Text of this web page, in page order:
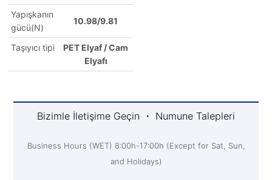
Yapışkanın
gücü(N)
10.98/9.81
Taşıyıcı tipi
PET Elyaf / Cam
Elyafı
Bizimle İletişime Geçin ・ Numune Talepleri
Business Hours (WET) 8:00h-17:00h (Except for Sat, Sun,
and Holidays)